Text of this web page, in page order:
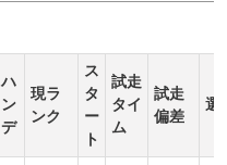
ハ
ン
デ
現ラ
ンク
ス
タ
ー
ト
試走
タイ
ム
試走
偏差
選